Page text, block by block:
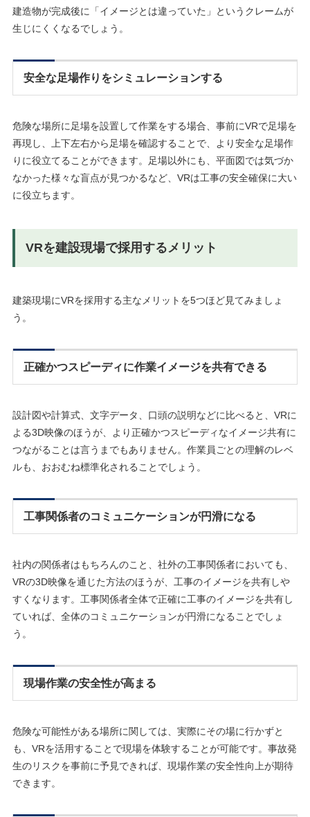
建造物が完成後に「イメージとは違っていた」というクレームが
生じにくくなるでしょう。
安全な足場作りをシミュレーションする
危険な場所に足場を設置して作業をする場合、事前にVRで足場を
再現し、上下左右から足場を確認することで、より安全な足場作
りに役立てることができます。足場以外にも、平面図では気づか
なかった様々な盲点が見つかるなど、VRは工事の安全確保に大い
に役立ちます。
VRを建設現場で採用するメリット
建築現場にVRを採用する主なメリットを5つほど見てみましょ
う。
正確かつスピーディに作業イメージを共有できる
設計図や計算式、文字データ、口頭の説明などに比べると、VRに
よる3D映像のほうが、より正確かつスピーディなイメージ共有に
つながることは言うまでもありません。作業員ごとの理解のレベ
ルも、おおむね標準化されることでしょう。
工事関係者のコミュニケーションが円滑になる
社内の関係者はもちろんのこと、社外の工事関係者においても、
VRの3D映像を通じた方法のほうが、工事のイメージを共有しや
すくなります。工事関係者全体で正確に工事のイメージを共有し
ていれば、全体のコミュニケーションが円滑になることでしょ
う。
現場作業の安全性が高まる
危険な可能性がある場所に関しては、実際にその場に行かずと
も、VRを活用することで現場を体験することが可能です。事故発
生のリスクを事前に予見できれば、現場作業の安全性向上が期待
できます。